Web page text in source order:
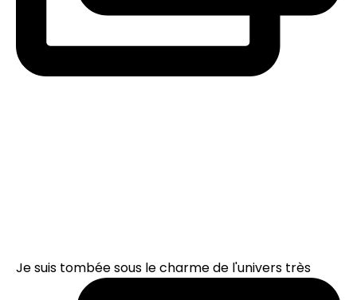
Je suis tombée sous le charme de l'univers très